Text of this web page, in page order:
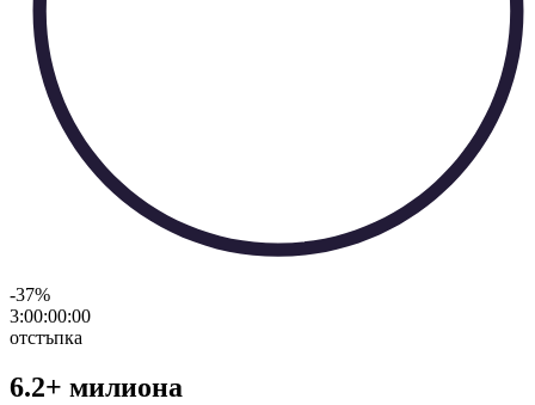
-37%
3:00:00:00
отстъпка
6.2+ милиона